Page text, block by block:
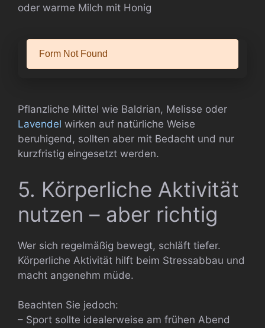
oder warme Milch mit Honig
Pflanzliche Mittel wie Baldrian, Melisse oder
Lavendel wirken auf natürliche Weise
beruhigend, sollten aber mit Bedacht und nur
kurzfristig eingesetzt werden.
5. Körperliche Aktivität
nutzen – aber richtig
Wer sich regelmäßig bewegt, schläft tiefer.
Körperliche Aktivität hilft beim Stressabbau und
macht angenehm müde.
Beachten Sie jedoch:
– Sport sollte idealerweise am frühen Abend